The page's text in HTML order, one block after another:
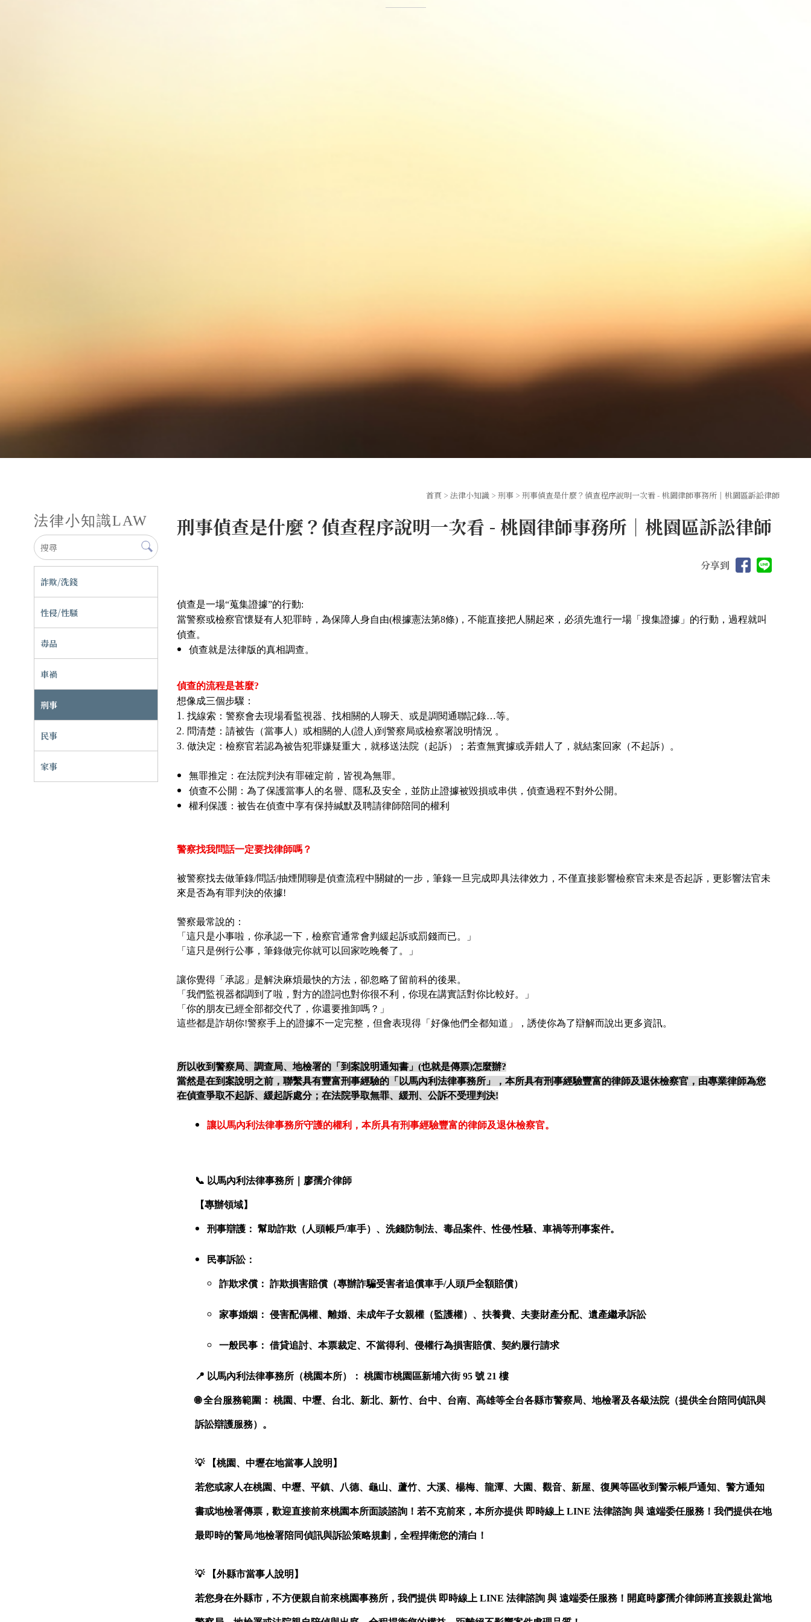
首頁 > 法律小知識 > 刑事 > 刑事偵查是什麼？偵查程序說明一次看 - 桃園律師事務所｜桃園區訴訟律師
法律小知識LAW
詐欺/洗錢
性侵/性騷
毒品
車禍
刑事
民事
家事
刑事偵查是什麼？偵查程序說明一次看 - 桃園律師事務所｜桃園區訴訟律師
分享到
偵查是一場“蒐集證據”的行動:
當警察或檢察官懷疑有人犯罪時，為保障人身自由(根據憲法第8條)，不能直接把人關起來，必須先進行一場「搜集證據」的行動，過程就叫
偵查。
偵查就是法律版的真相調查。
偵查的流程是甚麼?
想像成三個步驟：
找線索：警察會去現場看監視器、找相關的人聊天、或是調閱通聯記錄…等。
問清楚：請被告（當事人）或相關的人(證人)到警察局或檢察署說明情況 。
做決定：檢察官若認為被告犯罪嫌疑重大，就移送法院（起訴）；若查無實據或弄錯人了，就結案回家（不起訴）。
無罪推定：在法院判決有罪確定前，皆視為無罪。
偵查不公開：為了保護當事人的名譽、隱私及安全，並防止證據被毀損或串供，偵查過程不對外公開。
權利保護：被告在偵查中享有保持緘默及聘請律師陪同的權利
警察找我問話一定要找律師嗎？
被警察找去做筆錄/問話/抽煙閒聊是偵查流程中關鍵的一步， 筆錄一旦完成即具法律效力 ，不僅直接影響檢察官未來是否起訴，更影響法官未
來是否為有罪判決的依據!
警察最常說的：
「這只是小事啦，你承認一下，檢察官通常會判緩起訴或罰錢而已。」
「這只是例行公事，筆錄做完你就可以回家吃晚餐了。」
讓你覺得「承認」是解決麻煩最快的方法，卻忽略了留前科的後果。
「我們監視器都調到了啦，對方的證詞也對你很不利，你現在講實話對你比較好。」
「你的朋友已經全部都交代了，你還要推卸嗎？」
這些都是詐胡你!警察手上的證據不一定完整，但會表現得「好像他們全都知道」，誘使你為了辯解而說出更多資訊。
所以收到警察局、調查局、地檢署的「到案說明通知書」(也就是傳票)怎麼辦?
當然是在到案說明之前，聯繫具有豐富刑事經驗的「以馬內利法律事務所」，本所具有刑事經驗豐富的律師及退休檢察官，由專業律師為您
在偵查爭取不起訴、緩起訴處分；在法院爭取無罪、緩刑、公訴不受理判決!
讓以馬內利法律事務所守護的權利，本所具有刑事經驗豐富的律師及退休檢察官。
📞 以馬內利法律事務所｜廖孺介律師
【專辦領域】
刑事辯護： 幫助詐欺（人頭帳戶/車手）、洗錢防制法、毒品案件、性侵/性騷、車禍等刑事案件。
民事訴訟：
詐欺求償： 詐欺損害賠償（專辦詐騙受害者追償車手/人頭戶全額賠償）
家事婚姻： 侵害配偶權、離婚、未成年子女親權（監護權）、扶養費、夫妻財產分配、遺產繼承訴訟
一般民事： 借貸追討、本票裁定、不當得利、侵權行為損害賠償、契約履行請求
📍 以馬內利法律事務所（桃園本所）： 桃園市桃園區新埔六街 95 號 21 樓
🌐 全台服務範圍： 桃園、中壢、台北、新北、新竹、台中、台南、高雄等全台各縣市警察局、地檢署及各級法院（提供全台陪同偵訊與
訴訟辯護服務）。
💡 【桃園、中壢在地當事人說明】
若您或家人在桃園、中壢、平鎮、八德、龜山、蘆竹、大溪、楊梅、龍潭、大園、觀音、新屋、復興等區收到警示帳戶通知、警方通知
書或地檢署傳票，歡迎直接前來桃園本所面談諮詢！若不克前來，本所亦提供 即時線上 LINE 法律諮詢 與 遠端委任服務！我們提供在地
最即時的警局/地檢署陪同偵訊與訴訟策略規劃，全程捍衛您的清白！
💡 【外縣市當事人說明】
若您身在外縣市，不方便親自前來桃園事務所，我們提供 即時線上 LINE 法律諮詢 與 遠端委任服務！開庭時廖孺介律師將直接親赴當地